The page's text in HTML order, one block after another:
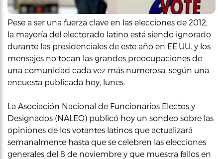
Pese a ser una fuerza clave en las elecciones de 2012,
la mayoría del electorado latino está siendo ignorado
durante las presidenciales de este año en EE.UU. y los
mensajes no tocan las grandes preocupaciones de
una comunidad cada vez más numerosa, según una
encuesta publicada hoy, lunes.
La Asociación Nacional de Funcionarios Electos y
Designados (NALEO) publicó hoy un sondeo sobre las
opiniones de los votantes latinos que actualizará
semanalmente hasta que se celebren las elecciones
generales del 8 de noviembre y que muestra fallos en